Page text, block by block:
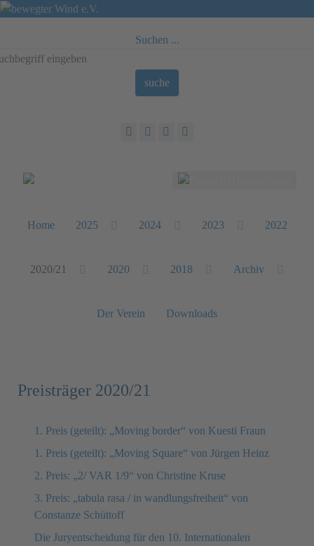
Suchen ...
suche
Sprache auswählen
Home 2025 2024 2023 2022
2020/21 2020 2018 Archiv
Der Verein Downloads
Preisträger 2020/21
1. Preis (geteilt): „Moving border“ von Kuesti Fraun
1. Preis (geteilt): „Moving Square“ von Jürgen Heinz
2. Preis: „2/ VAR 1/9“ von Christine Kruse
3. Preis: „tabula rasa / in wandlungsfreiheit“ von
Constanze Schüttoff
Die Juryentscheidung für den 10. Internationalen